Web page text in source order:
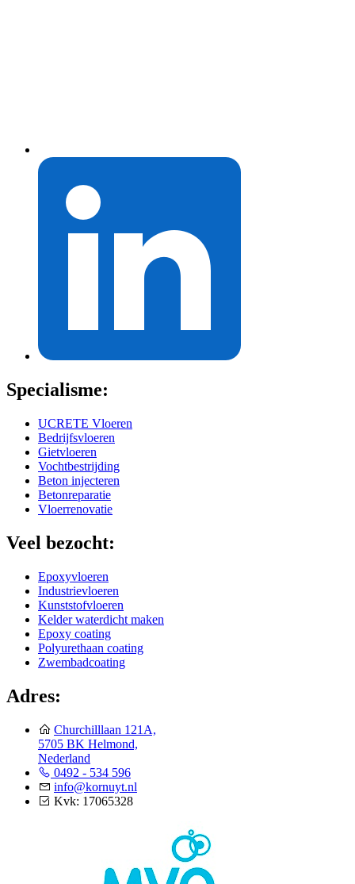
Specialisme:
UCRETE Vloeren
Bedrijfsvloeren
Gietvloeren
Vochtbestrijding
Beton injecteren
Betonreparatie
Vloerrenovatie
Veel bezocht:
Epoxyvloeren
Industrievloeren
Kunststofvloeren
Kelder waterdicht maken
Epoxy coating
Polyurethaan coating
Zwembadcoating
Adres:
Churchilllaan 121A,
5705 BK Helmond,
Nederland
0492 - 534 596
info@kornuyt.nl
Kvk: 17065328